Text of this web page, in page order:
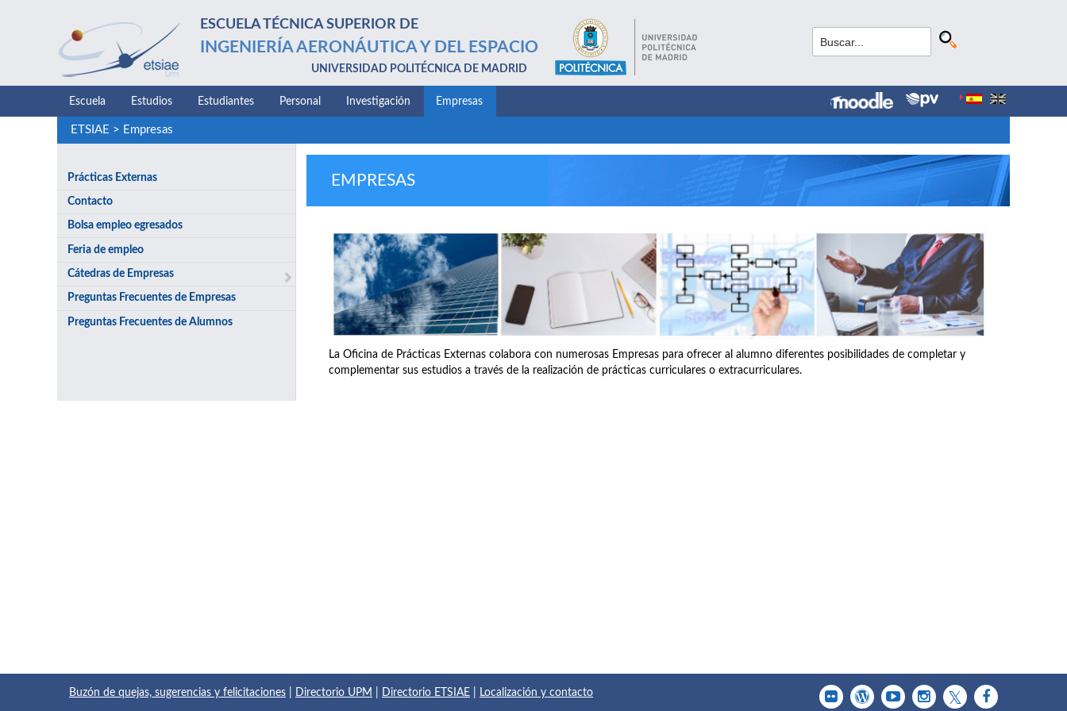
ESCUELA TÉCNICA SUPERIOR DE
INGENIERÍA AERONÁUTICA Y DEL ESPACIO
UNIVERSIDAD POLITÉCNICA DE MADRID
Escuela Estudios Estudiantes Personal Investigación Empresas
ETSIAE > Empresas
Prácticas Externas
Contacto
Bolsa empleo egresados
Feria de empleo
Cátedras de Empresas
Preguntas Frecuentes de Empresas
Preguntas Frecuentes de Alumnos
EMPRESAS
La Oficina de Prácticas Externas colabora con numerosas Empresas para ofrecer al alumno diferentes posibilidades de completar y
complementar sus estudios a través de la realización de prácticas curriculares o extracurriculares.
Buzón de quejas, sugerencias y felicitaciones Directorio UPM Directorio ETSIAE Localización y contacto